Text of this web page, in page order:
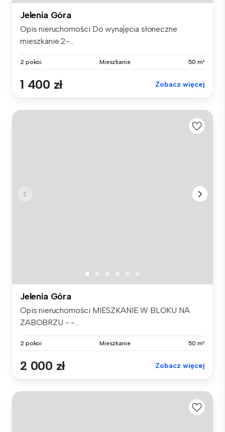
Jelenia Góra
Opis nieruchomości Do wynajęcia słoneczne
mieszkanie 2-...
2 pokoi Mieszkanie 50 m²
1 400 zł Zobacz więcej
Jelenia Góra
Opis nieruchomości MIESZKANIE W BLOKU NA
ZABOBRZU - -...
2 pokoi Mieszkanie 50 m²
2 000 zł Zobacz więcej